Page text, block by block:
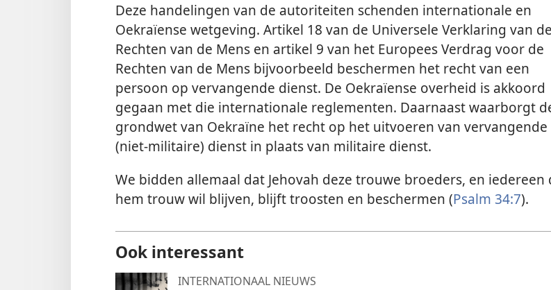
Deze handelingen van de autoriteiten schenden internationale en
Oekraïense wetgeving. Artikel 18 van de Universele Verklaring van de
Rechten van de Mens en artikel 9 van het Europees Verdrag voor de
Rechten van de Mens bijvoorbeeld beschermen het recht van een
persoon op vervangende dienst. De Oekraïense overheid is akkoord
gegaan met die internationale reglementen. Daarnaast waarborgt
grondwet van Oekraïne het recht op het uitvoeren van vervangende
(niet-militaire) dienst in plaats van militaire dienst.
We bidden allemaal dat Jehovah deze trouwe broeders, en iedereen
hem trouw wil blijven, blijft troosten en beschermen (Psalm 34:7).
Ook interessant
INTERNATIONAAL NIEUWS